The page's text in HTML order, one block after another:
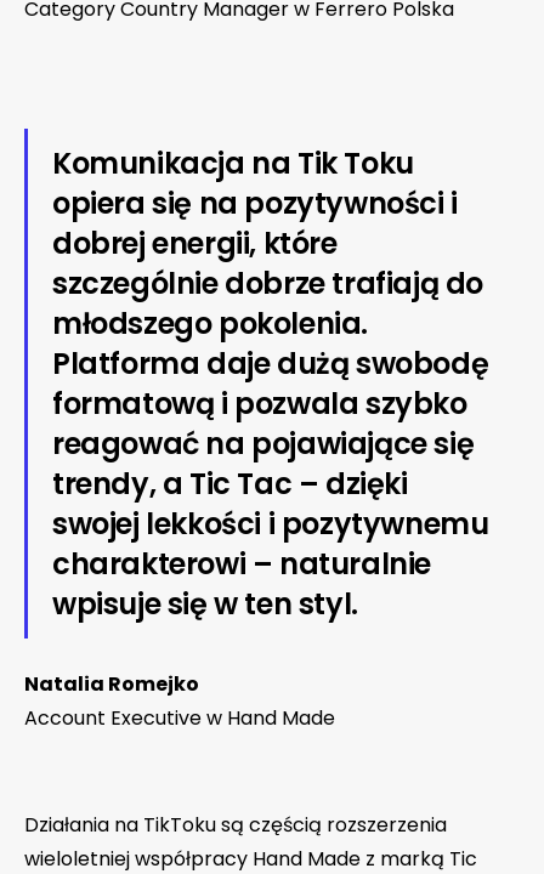
Category Country Manager w Ferrero Polska
Komunikacja na Tik Toku
opiera się na pozytywności i
dobrej energii, które
szczególnie dobrze trafiają do
młodszego pokolenia.
Platforma daje dużą swobodę
formatową i pozwala szybko
reagować na pojawiające się
trendy, a Tic Tac – dzięki
swojej lekkości i pozytywnemu
charakterowi – naturalnie
wpisuje się w ten styl.
Natalia Romejko
Account Executive w Hand Made
Działania na TikToku są częścią rozszerzenia
wieloletniej współpracy Hand Made z marką Tic